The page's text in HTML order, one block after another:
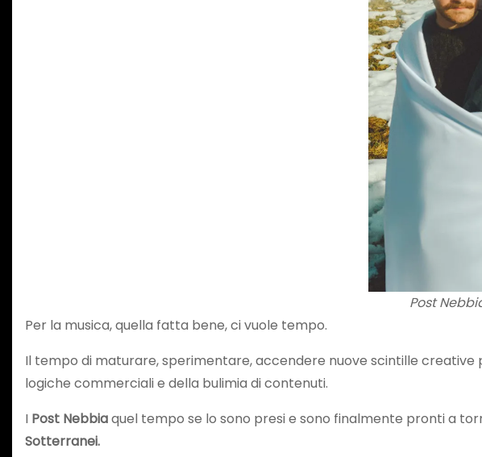
Post
Per la musica, quella fatta bene, ci vuole tempo.
Il tempo di maturare, sperimentare, accendere nuove scintille
logiche commerciali e della bulimia di contenuti.
I Post Nebbiaquel tempo se lo sono presi e sono finalmente pronti a
Sotterranei.